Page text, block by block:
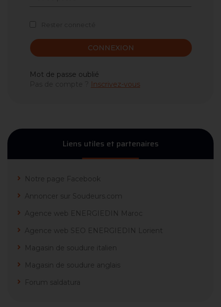
CONNEXION
Mot de passe oublié
Inscrivez-vous
Liens utiles et partenaires
Notre page Facebook
Annoncer sur Soudeurs.com
Agence web ENERGIEDIN Maroc
Agence web SEO ENERGIEDIN Lorient
Magasin de soudure italien
Magasin de soudure anglais
Forum saldatura